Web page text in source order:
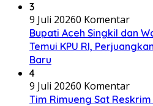
3
9 Juli 20260 Komentar
Bupati Aceh Singkil dan
Temui KPU RI,
Baru
4
9 Juli 20260 Komentar
Tim Rimueng Sat